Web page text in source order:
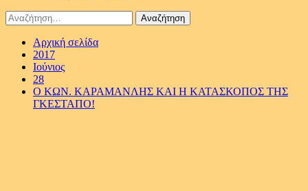
Αναζήτηση
για:
Αρχική σελίδα
2017
Ιούνιος
28
Ο ΚΩΝ. ΚΑΡΑΜΑΝΛΗΣ ΚΑΙ Η ΚΑΤΑΣΚΟΠΟΣ ΤΗΣ
ΓΚΕΣΤΑΠΟ!